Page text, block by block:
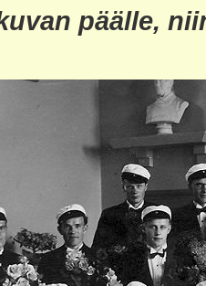
päälle,